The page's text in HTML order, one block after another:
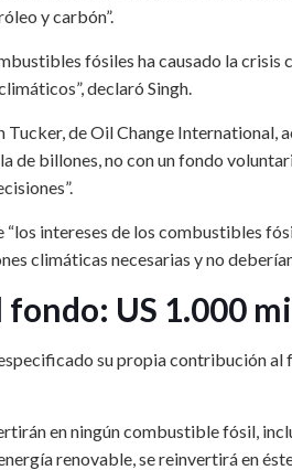
y carbón”.
fósiles ha causado la
declaró Singh.
de Oil Change International,
de billones, no con un fondo
“los intereses de los combustibles
climáticas necesarias y no
fondo: US 1.000
su propia contribución
en ningún combustible fósil,
renovable, se reinvertirá en